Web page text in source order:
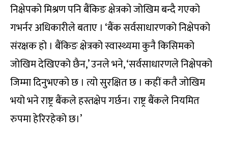
निक्षेपको मिश्रण पनि बैंकिङ क्षेत्रको जोखिम बन्दै गएको
गभर्नर अधिकारीले बताए । ‘बैंक सर्वसाधारणको निक्षेपको
संरक्षक हो । बैंकिङ क्षेत्रको स्वास्थ्यमा कुनै किसिमको
जोखिम देखिएको छैन,’ उनले भने, ‘सर्वसाधारणले निक्षेपको
जिम्मा दिनुभएको छ । त्यो सुरक्षित छ । कहीं कतै जोखिम
भयो भने राष्ट्र बैंकले हस्तक्षेप गर्छन। राष्ट्र बैंकले नियमित
रुपमा हेरिरहेको छ।’